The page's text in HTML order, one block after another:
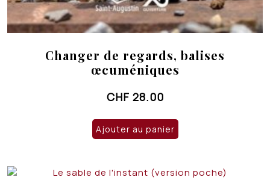
Changer de regards, balises
œcuméniques
CHF 28.00
Ajouter au panier